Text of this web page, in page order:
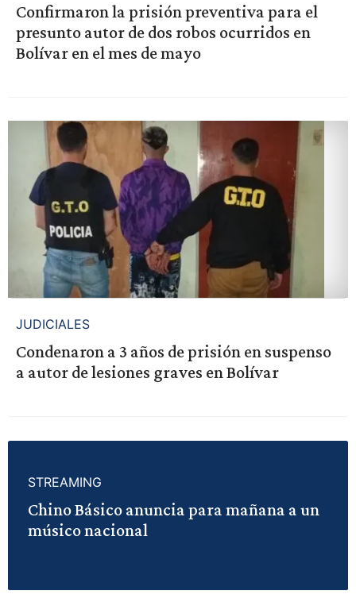
Confirmaron la prisión preventiva para el
presunto autor de dos robos ocurridos en
Bolívar en el mes de mayo
JUDICIALES
Condenaron a 3 años de prisión en suspenso
a autor de lesiones graves en Bolívar
STREAMING
Chino Básico anuncia para mañana a un
músico nacional